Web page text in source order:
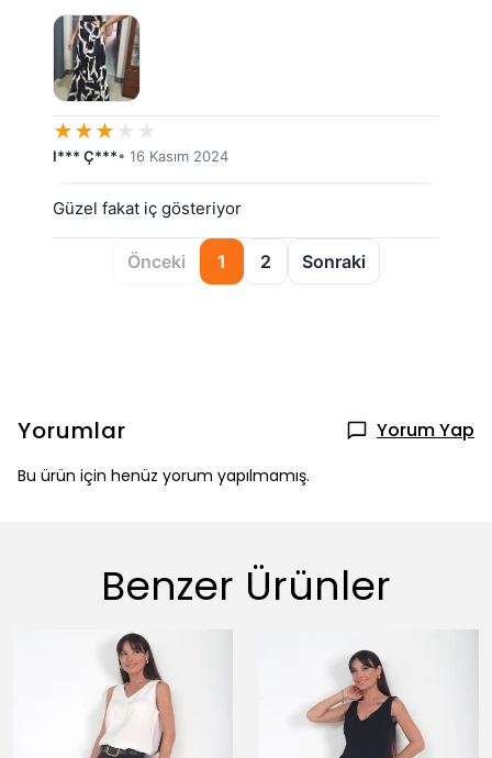
★★★ ★ ★
I*** Ç***• 16 Kasım 2024
Güzel fakat iç gösteriyor
Önceki 1 2 Sonraki
Yorumlar Yorum Yap
Bu ürün için henüz yorum yapılmamış.
Benzer Ürünler